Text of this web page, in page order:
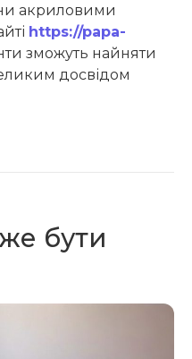
акриловими
https://papa-
зможуть найняти
досвідом
бути